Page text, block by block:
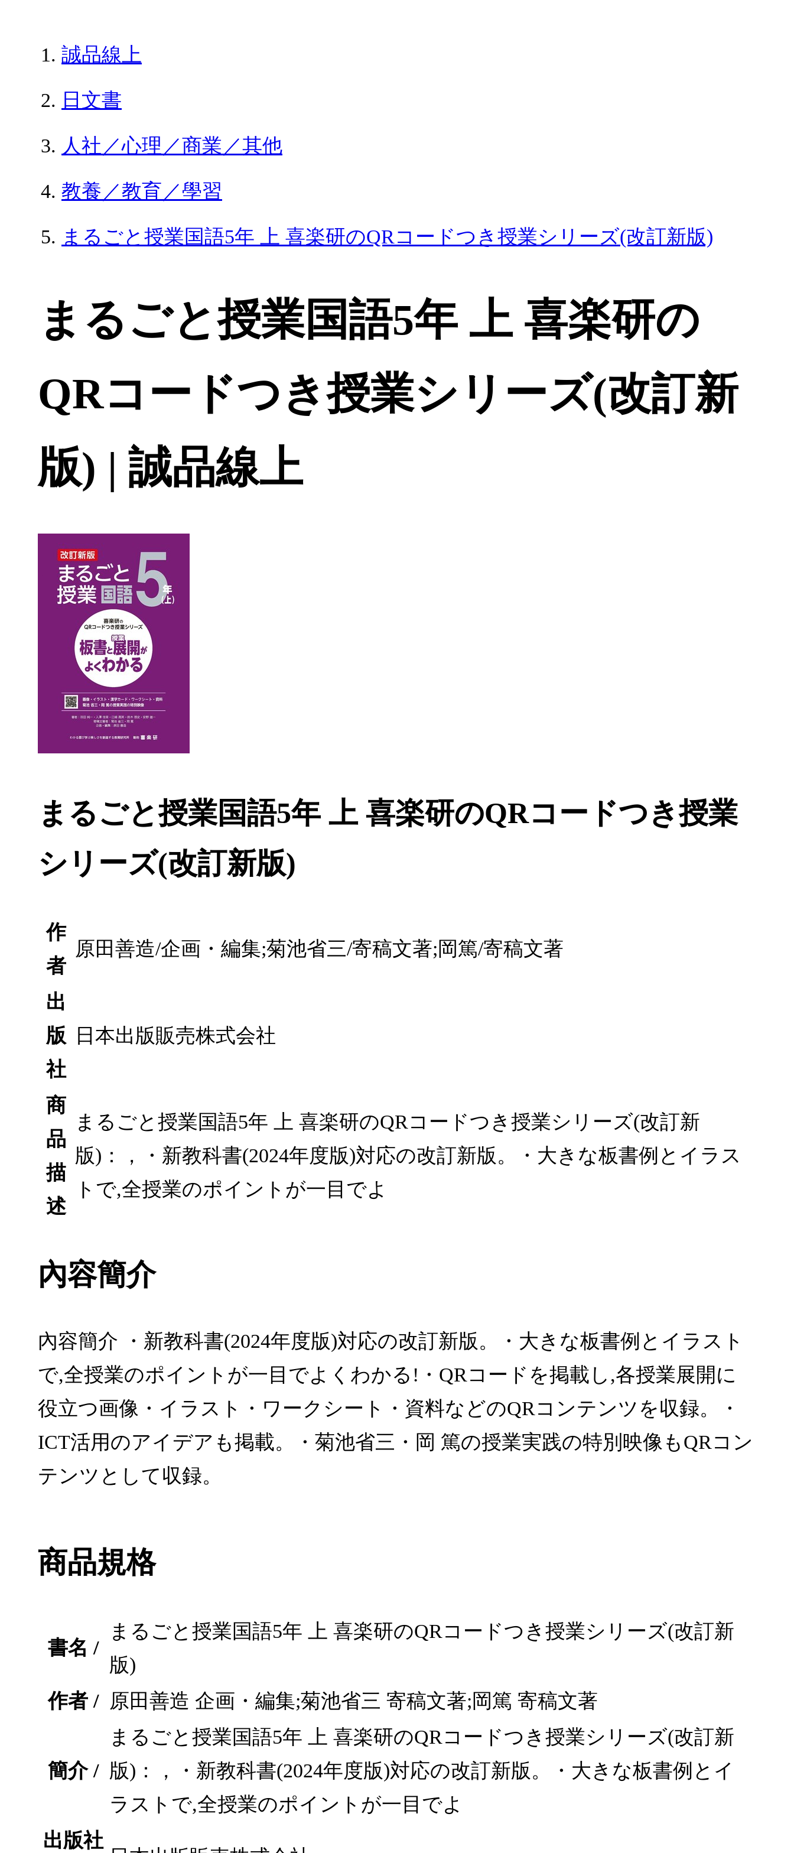
誠品線上
日文書
人社／心理／商業／其他
教養／教育／學習
まるごと授業国語5年 上 喜楽研のQRコードつき授業シリーズ(改訂新版)
まるごと授業国語5年 上 喜楽研の
QRコードつき授業シリーズ(改訂新
版) | 誠品線上
まるごと授業国語5年 上 喜楽研のQRコードつき授業
シリーズ(改訂新版)
作
者
原田善造/企画・編集;菊池省三/寄稿文著;岡篤/寄稿文著
出
版
社
日本出版販売株式会社
商
品
描
述
まるごと授業国語5年 上 喜楽研のQRコードつき授業シリーズ(改訂新
版)：，・新教科書(2024年度版)対応の改訂新版。・大きな板書例とイラス
トで,全授業のポイントが一目でよ
內容簡介
內容簡介 ・新教科書(2024年度版)対応の改訂新版。・大きな板書例とイラスト
で,全授業のポイントが一目でよくわかる!・QRコードを掲載し,各授業展開に
役立つ画像・イラスト・ワークシート・資料などのQRコンテンツを収録。・
ICT活用のアイデアも掲載。・菊池省三・岡 篤の授業実践の特別映像もQRコン
テンツとして収録。
商品規格
書名 /
まるごと授業国語5年 上 喜楽研のQRコードつき授業シリーズ(改訂新
版)
作者 / 原田善造 企画・編集;菊池省三 寄稿文著;岡篤 寄稿文著
簡介 /
まるごと授業国語5年 上 喜楽研のQRコードつき授業シリーズ(改訂新
版)：，・新教科書(2024年度版)対応の改訂新版。・大きな板書例とイ
ラストで,全授業のポイントが一目でよ
出版社